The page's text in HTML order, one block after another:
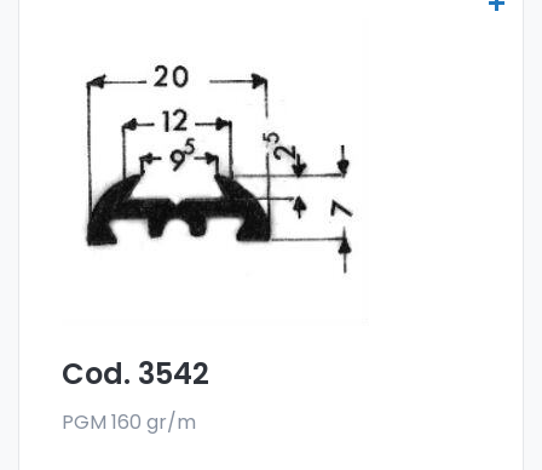
Cod. 3542
PGM 160 gr/m
Las molduras para vehículos se fabrican
con la especial aleación 6060 y se venden
en el formato en barra. El pedido mínimo es
de 300 kg.